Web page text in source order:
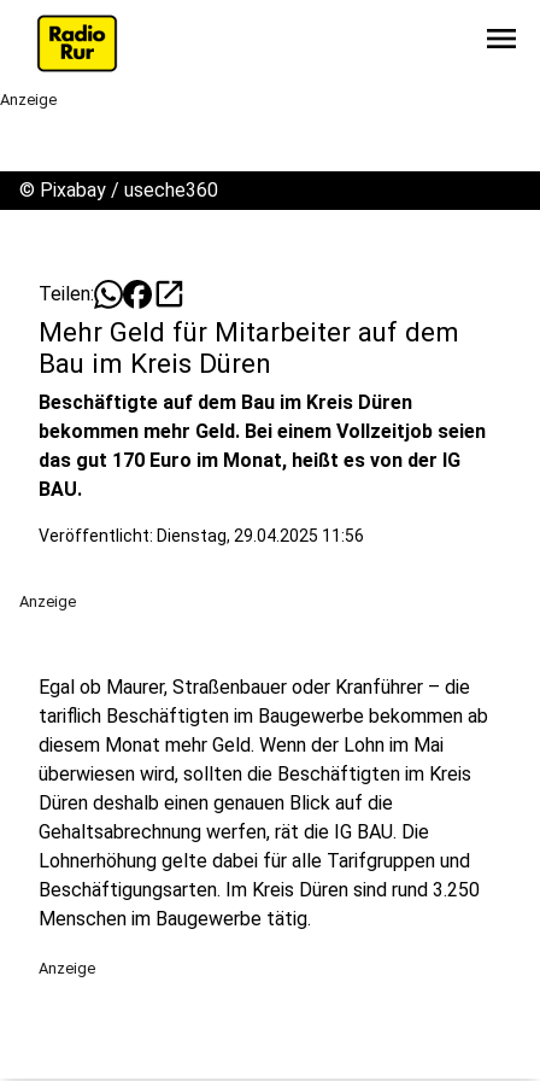
menu
Anzeige
© Pixabay / useche360
Teilen: open_in_new
Mehr Geld für Mitarbeiter auf dem
Bau im Kreis Düren
Beschäftigte auf dem Bau im Kreis Düren
bekommen mehr Geld. Bei einem Vollzeitjob seien
das gut 170 Euro im Monat, heißt es von der IG
BAU.
Veröffentlicht: Dienstag, 29.04.2025 11:56
Anzeige
Egal ob Maurer, Straßenbauer oder Kranführer – die
tariflich Beschäftigten im Baugewerbe bekommen ab
diesem Monat mehr Geld. Wenn der Lohn im Mai
überwiesen wird, sollten die Beschäftigten im Kreis
Düren deshalb einen genauen Blick auf die
Gehaltsabrechnung werfen, rät die IG BAU. Die
Lohnerhöhung gelte dabei für alle Tarifgruppen und
Beschäftigungsarten. Im Kreis Düren sind rund 3.250
Menschen im Baugewerbe tätig.
Anzeige